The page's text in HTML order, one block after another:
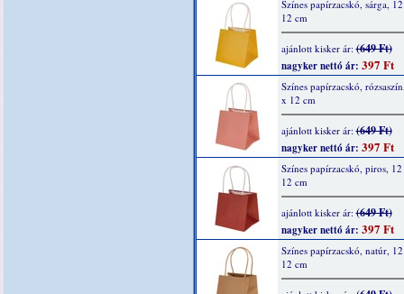
Színes papírzacskó, sárga,
12 cm
ajánlott kisker ár:(649 Ft)
nagyker nettó ár: 397 Ft
Színes papírzacskó,
x 12 cm
ajánlott kisker ár:(649 Ft)
nagyker nettó ár: 397 Ft
Színes papírzacskó, piros,
12 cm
ajánlott kisker ár:(649 Ft)
nagyker nettó ár: 397 Ft
Színes papírzacskó, natúr,
12 cm